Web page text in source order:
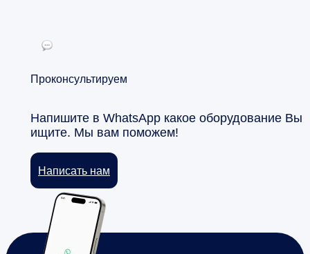
Проконсультируем
Напишите в WhatsApp какое оборудование Вы
ищите. Мы вам поможем!
Написать нам